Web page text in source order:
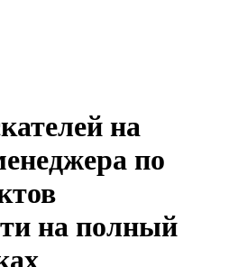
на
по
на полный